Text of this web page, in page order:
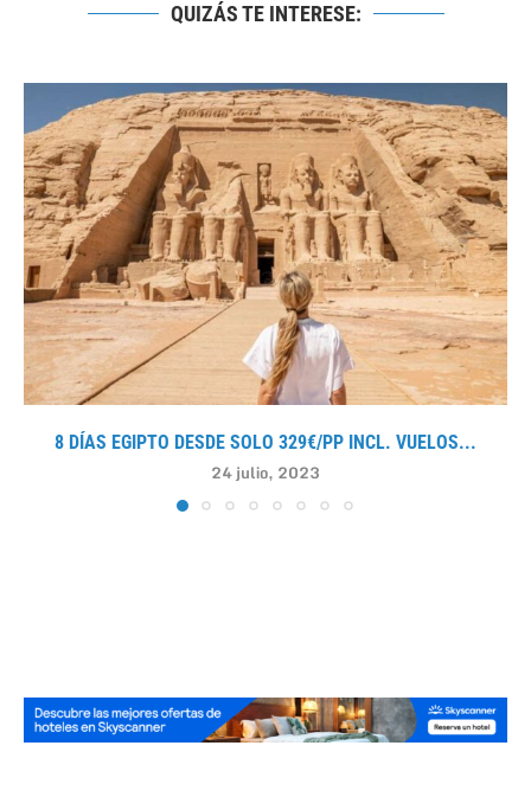
QUIZÁS TE INTERESE:
8 DÍAS EGIPTO DESDE SOLO 329€/PP INCL. VUELOS...
24 julio, 2023